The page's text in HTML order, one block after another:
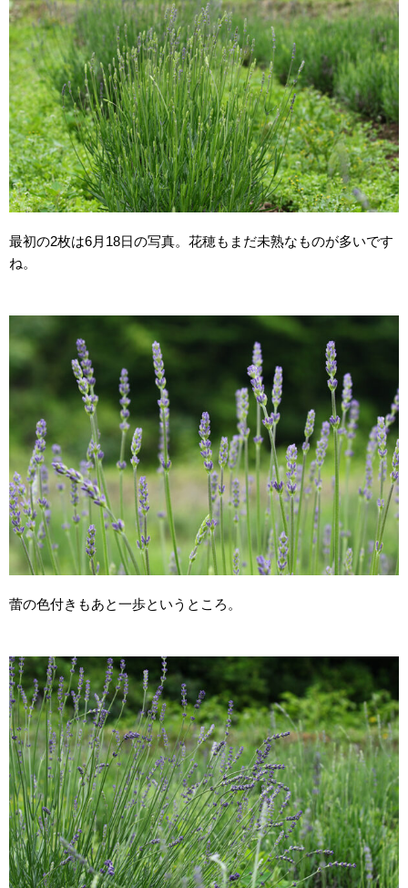
最初の2枚は6月18日の写真。花穂もまだ未熟なものが多いです
ね。
蕾の色付きもあと一歩というところ。